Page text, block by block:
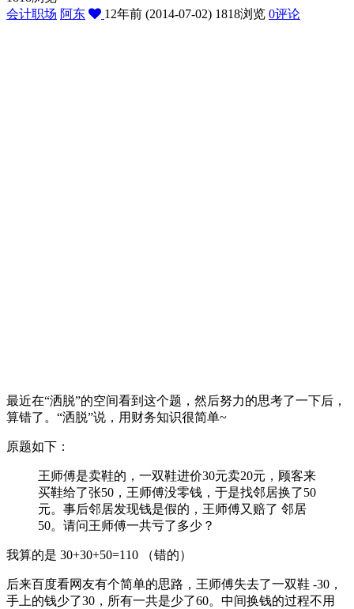
会计职场 阿东 12年前 (2014-07-02) 1818浏览 0评论
最近在“洒脱”的空间看到这个题，然后努力的思考了一下后，
算错了。“洒脱”说，用财务知识很简单~
原题如下：
王师傅是卖鞋的，一双鞋进价30元卖20元，顾客来
买鞋给了张50，王师傅没零钱，于是找邻居换了50
元。事后邻居发现钱是假的，王师傅又赔了 邻居
50。请问王师傅一共亏了多少？
我算的是 30+30+50=110 （错的）
后来百度看网友有个简单的思路，王师傅失去了一双鞋 -30，
手上的钱少了30，所有一共是少了60。中间换钱的过程不用